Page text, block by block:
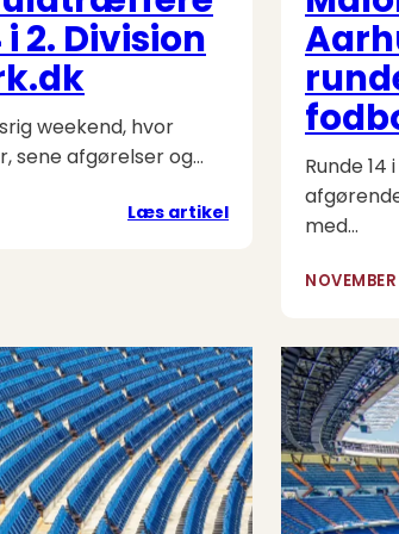
2. Division
weekend, hvor
sene afgørelser og…
Læs artikel:
røde
kort:
Hele
runde
14
i
2.
Runde
med…